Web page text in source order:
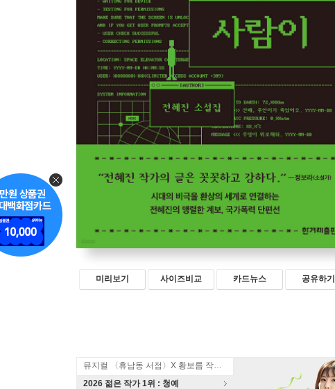
미리보기 사이즈비교 카드뉴스 공유하기
뮤지컬 〈휴남동 서점〉X 황보름 작가 북토크
2026 젊은 작가 1위 : 청예